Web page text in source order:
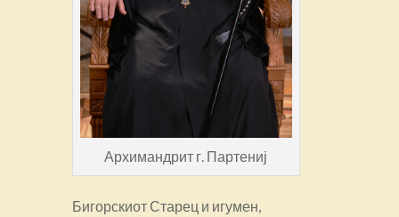
Архимандрит г. Партениј
Бигорскиот Старец и игумен,